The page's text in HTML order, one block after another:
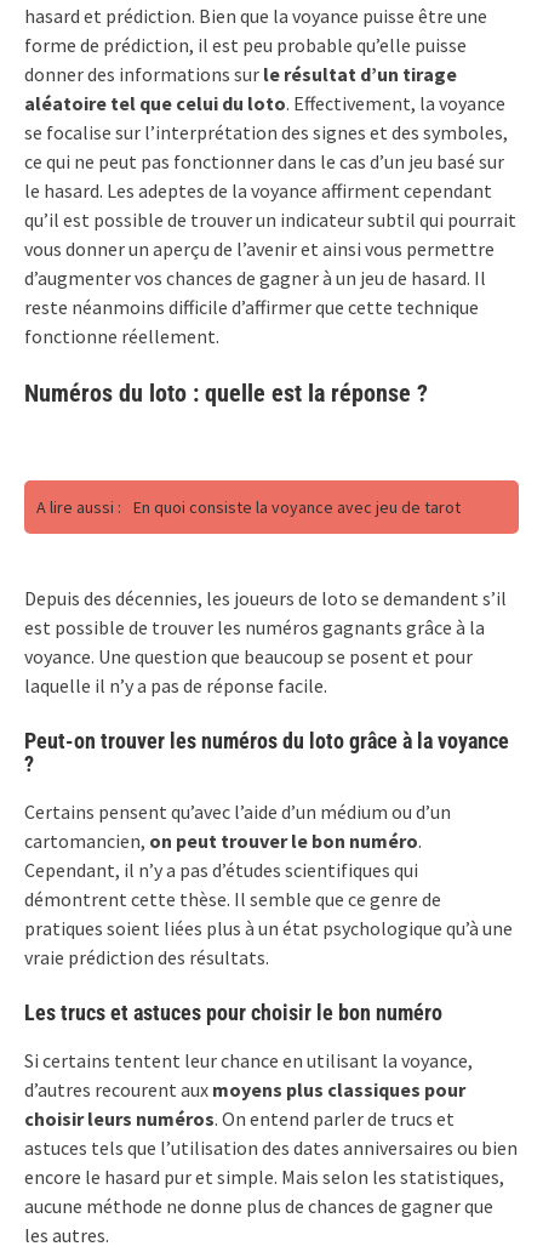
hasard et prédiction. Bien que la voyance puisse être une
forme de prédiction, il est peu probable qu’elle puisse
donner des informations sur le résultat d’un tirage
aléatoire tel que celui du loto. Effectivement, la voyance
se focalise sur l’interprétation des signes et des symboles,
ce qui ne peut pas fonctionner dans le cas d’un jeu basé sur
le hasard. Les adeptes de la voyance affirment cependant
qu’il est possible de trouver un indicateur subtil qui pourrait
vous donner un aperçu de l’avenir et ainsi vous permettre
d’augmenter vos chances de gagner à un jeu de hasard. Il
reste néanmoins difficile d’affirmer que cette technique
fonctionne réellement.
Numéros du loto : quelle est la réponse ?
A lire aussi : En quoi consiste la voyance avec jeu de tarot
Depuis des décennies, les joueurs de loto se demandent s’il
est possible de trouver les numéros gagnants grâce à la
voyance. Une question que beaucoup se posent et pour
laquelle il n’y a pas de réponse facile.
Peut-on trouver les numéros du loto grâce à la voyance
?
Certains pensent qu’avec l’aide d’un médium ou d’un
cartomancien, on peut trouver le bon numéro.
Cependant, il n’y a pas d’études scientifiques qui
démontrent cette thèse. Il semble que ce genre de
pratiques soient liées plus à un état psychologique qu’à une
vraie prédiction des résultats.
Les trucs et astuces pour choisir le bon numéro
Si certains tentent leur chance en utilisant la voyance,
d’autres recourent aux moyens plus classiques pour
choisir leurs numéros. On entend parler de trucs et
astuces tels que l’utilisation des dates anniversaires ou bien
encore le hasard pur et simple. Mais selon les statistiques,
aucune méthode ne donne plus de chances de gagner que
les autres.